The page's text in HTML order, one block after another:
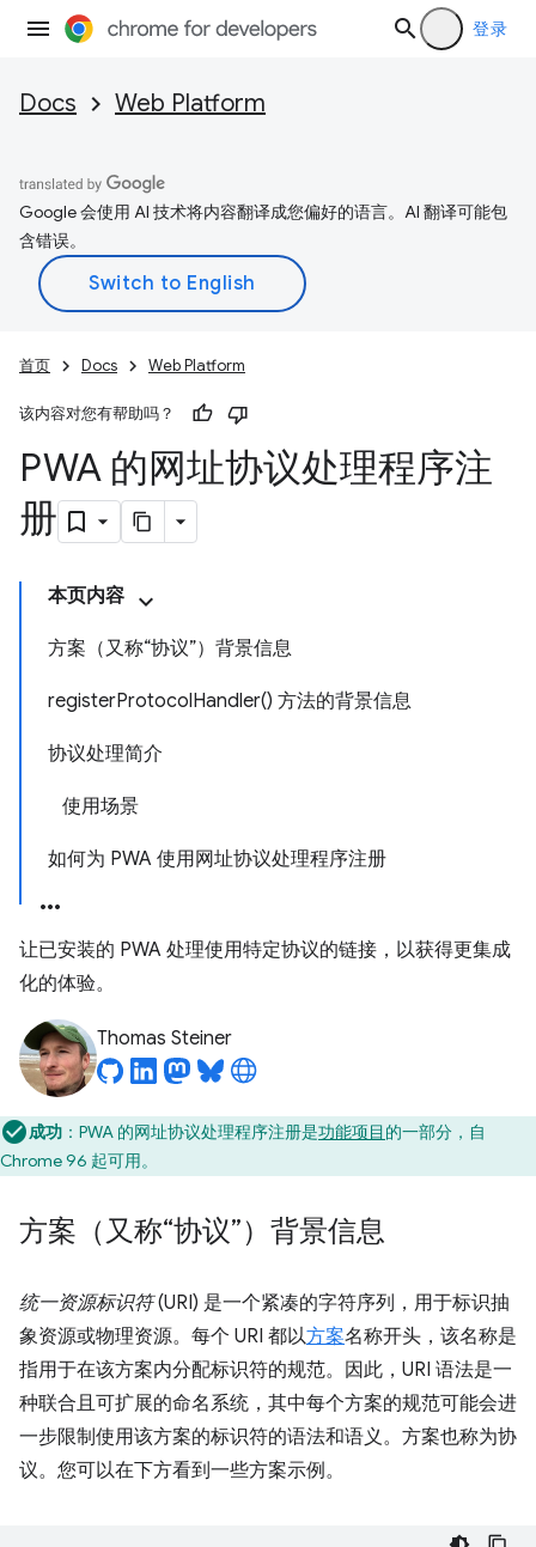
登录
Docs Web Platform
Google 会使用 AI 技术将内容翻译成您偏好的语言。AI 翻译可能包
含错误。
首页 Docs Web Platform
该内容对您有帮助吗？
PWA 的网址协议处理程序注
册
本页内容
方案（又称“协议”）背景信息
registerProtocolHandler() 方法的背景信息
协议处理简介
使用场景
如何为 PWA 使用网址协议处理程序注册
让已安装的 PWA 处理使用特定协议的链接，以获得更集成
化的体验。
Thomas Steiner
成功 ：PWA 的网址协议处理程序注册是功能项目的一部分，自
Chrome 96 起可用。
方案（又称“协议”）背景信息
统一资源标识符(URI) 是一个紧凑的字符序列，用于标识抽
象资源或物理资源。每个 URI 都以方案名称开头，该名称是
指用于在该方案内分配标识符的规范。因此，URI 语法是一
种联合且可扩展的命名系统，其中每个方案的规范可能会进
一步限制使用该方案的标识符的语法和语义。方案也称为协
议。您可以在下方看到一些方案示例。